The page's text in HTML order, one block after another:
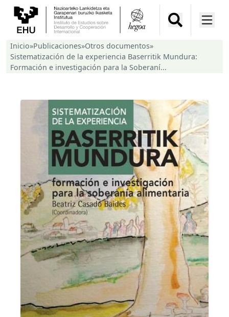
Inicio»Publicaciones»Otros documentos»
Sistematización de la experiencia Baserritik Mundura:
Formación e investigación para la Soberaní...